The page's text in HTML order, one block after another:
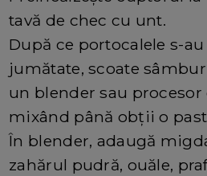
tavă de chec cu unt.
După ce portocalele s-
jumătate, scoate
un blender sau procesor
mixând până obții o
În blender, adaugă
zahărul pudră, ouăle,